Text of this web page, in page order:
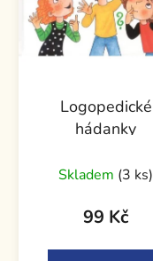
Logopedické
hádanky
Skladem (3 ks)
99 Kč